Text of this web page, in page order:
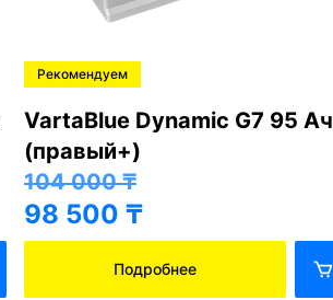
Рекомендуем
VartaBlue Dynamic G7 95 Ач
(правый+)
104 000₸
98 500 ₸
Подробнее